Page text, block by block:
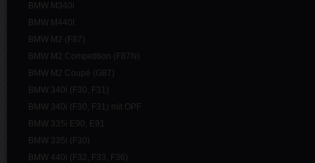
BMW M340i
BMW M440I
BMW M2 (F87)
BMW M2 Competition (F87N)
BMW M2 Coupé (G87)
BMW 340i (F30, F31)
BMW 340i (F30, F31) mit OPF
BMW 335i E90, E91
BMW 335i (F30)
BMW 440i (F32, F33, F36)